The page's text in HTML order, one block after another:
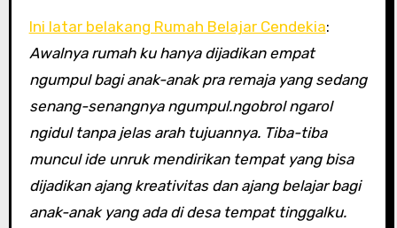
Ini latar belakang Rumah Belajar Cendekia:
Awalnya rumah ku hanya dijadikan empat
ngumpul bagi anak-anak pra remaja yang sedang
senang-senangnya ngumpul.ngobrol ngarol
ngidul tanpa jelas arah tujuannya. Tiba-tiba
muncul ide unruk mendirikan tempat yang bisa
dijadikan ajang kreativitas dan ajang belajar bagi
anak-anak yang ada di desa tempat tinggalku.